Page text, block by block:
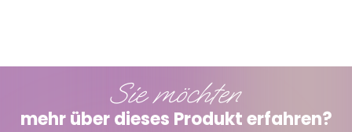
Sie möchten
mehr über dieses Produkt erfahren?